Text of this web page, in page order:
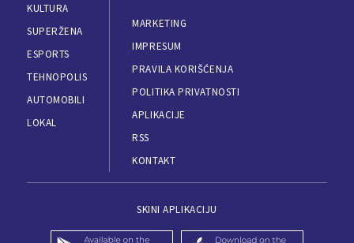
KULTURA
SUPERŽENA
ESPORTS
TEHNOPOLIS
AUTOMOBILI
LOKAL
MARKETING
IMPRESUM
PRAVILA KORIŠĆENJA
POLITIKA PRIVATNOSTI
APLIKACIJE
RSS
KONTAKT
SKINI APLIKACIJU